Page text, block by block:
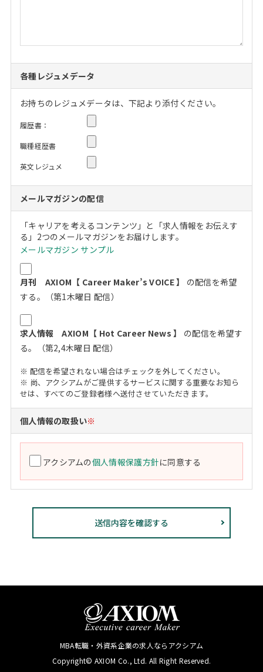
各種レジュメデータ
お持ちのレジュメデータは、下記より添付ください。
履歴書：
職種経歴書
英文レジュメ
メールマガジンの配信
「キャリアを考えるコンテンツ」と「求人情報をお伝えす
る」2つのメールマガジンをお届けします。
メールマガジン サンプル
月刊 AXIOM【 Career Maker’s VOICE 】
の配信を希望
する。（第1木曜日 配信）
求人情報 AXIOM【 Hot Career News 】
の配信を希望す
る。（第2,4木曜日 配信）
※ 配信を希望されない場合はチェックを外してください。
※ 尚、アクシアムがご提供するサービスに関する重要なお知ら
せは、すべてのご登録者様へ送付させていただきます。
個人情報の取扱い※
アクシアムの個人情報保護方針に同意する
MBA転職・外資系企業の求人ならアクシアム
Copyright© AXIOM Co., Ltd. All Right Reserved.